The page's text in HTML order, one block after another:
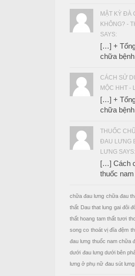
MẬT KỲ ĐÀ
KHÔNG? -
SAYS:
[…] +
chữa
CÁCH SỬ
MỘC HHT -
[…] +
chữa
THUỐC
ĐAU LƯNG
LƯNG SAYS:
[…] Cách
thuốc
chữa đau lưng chữa đau
thất Dau that lung gai đôi
thất hoang tam thất tươi
song co thoát vị đĩa đệm
đau lưng thuốc nam chữa
dưới đau lưng dưới bên
lưng ở phụ nữ đau sút lưng